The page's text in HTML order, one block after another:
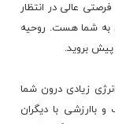
عالی در انتظار
به شما هست. روحیه
پیش بروید.
زیادی درون شما
با دیگران